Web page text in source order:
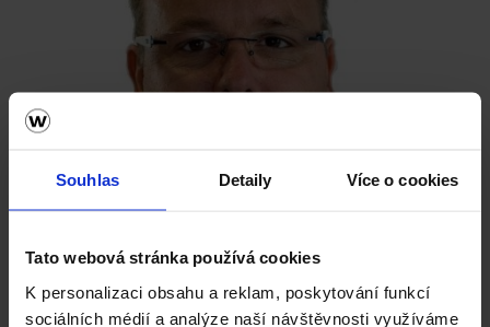
Souhlas Detaily Více o cookies
Tato webová stránka používá cookies
K personalizaci obsahu a reklam, poskytování funkcí
sociálních médií a analýze naší návštěvnosti využíváme